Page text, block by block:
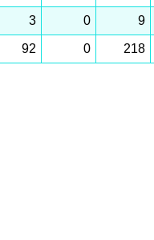
3 0 9
92 0 218